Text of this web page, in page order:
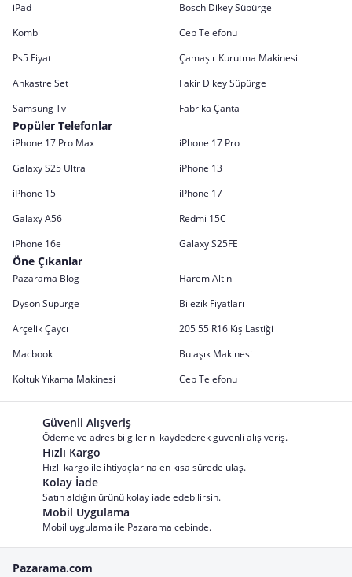
iPad
Bosch Dikey Süpürge
Kombi
Cep Telefonu
Ps5 Fiyat
Çamaşır Kurutma Makinesi
Ankastre Set
Fakir Dikey Süpürge
Samsung Tv
Fabrika Çanta
Popüler Telefonlar
iPhone 17 Pro Max
iPhone 17 Pro
Galaxy S25 Ultra
iPhone 13
iPhone 15
iPhone 17
Galaxy A56
Redmi 15C
iPhone 16e
Galaxy S25FE
Öne Çıkanlar
Pazarama Blog
Harem Altın
Dyson Süpürge
Bilezik Fiyatları
Arçelik Çaycı
205 55 R16 Kış Lastiği
Macbook
Bulaşık Makinesi
Koltuk Yıkama Makinesi
Cep Telefonu
Güvenli Alışveriş
Ödeme ve adres bilgilerini kaydederek güvenli alış veriş.
Hızlı Kargo
Hızlı kargo ile ihtiyaçlarına en kısa sürede ulaş.
Kolay İade
Satın aldığın ürünü kolay iade edebilirsin.
Mobil Uygulama
Mobil uygulama ile Pazarama cebinde.
Pazarama.com